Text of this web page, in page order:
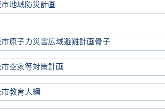
市地域防災計画
市原子力災害広域避難計画骨子
市空家等対策計画
市教育大綱